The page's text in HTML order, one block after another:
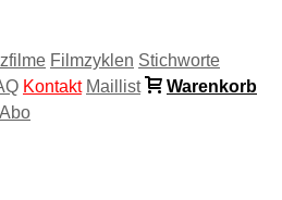
Filmzyklen Stichworte
Kontakt Maillist
Warenkorb
Abo